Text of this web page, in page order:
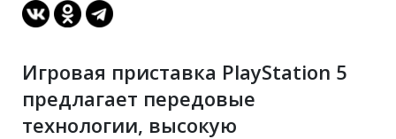
Игровая приставка PlayStation 5
предлагает передовые
технологии, высокую